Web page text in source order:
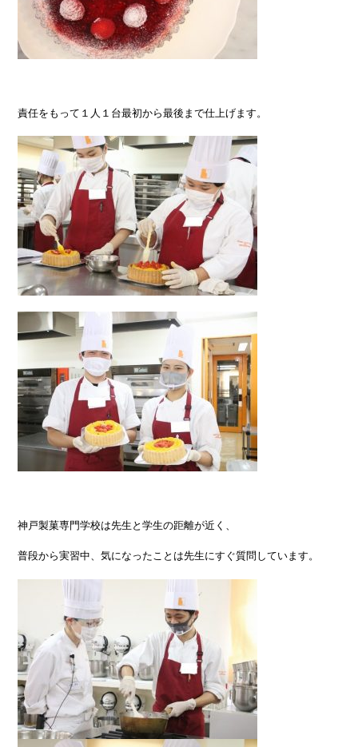
責任をもって１人１台最初から最後まで仕上げます。
神戸製菓専門学校は先生と学生の距離が近く、
普段から実習中、気になったことは先生にすぐ質問しています。